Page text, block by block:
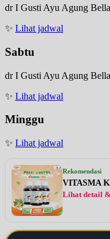
dr I Gusti Ayu Agung
✨ Lihat jadwal
Sabtu
dr I Gusti Ayu Agung
✨ Lihat jadwal
Minggu
✨ Lihat jadwal
Rekomendasi
VITASMA
Lihat detail